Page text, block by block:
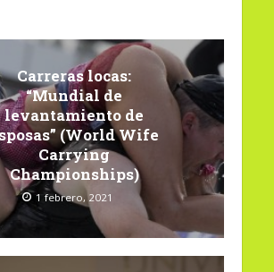
Carreras locas:
“Mundial de
levantamiento de
(World Wife
Carrying
Championships)
1 febrero, 2021